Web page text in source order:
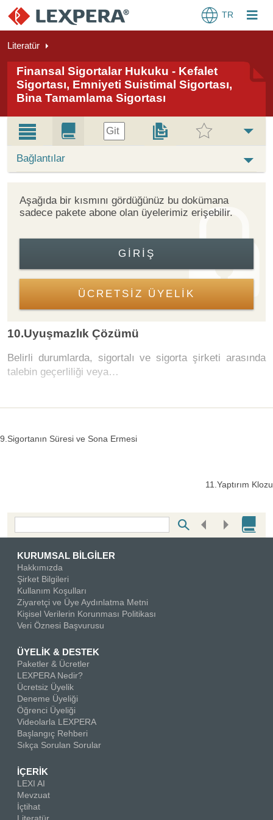
TR
Literatür
Finansal Sigortalar Hukuku - Kefalet
Sigortası, Emniyeti Suistimal Sigortası,
Bina Tamamlama Sigortası
Git
Bağlantılar
Aşağıda bir kısmını gördüğünüz bu dokümana
sadece pakete abone olan üyelerimiz erişebilir.
GIRIŞ
ÜCRETSİZ ÜYELİK
10.Uyuşmazlık Çözümü
Belirli durumlarda, sigortalı ve sigorta şirketi arasında
talebin geçerliliği veya…
9.Sigortanın Süresi ve Sona Ermesi
11.Yaptırım Klozu
Bottom Search Toolbar Highlight Text
KURUMSAL BİLGİLER
Hakkımızda
Şirket Bilgileri
Kullanım Koşulları
Ziyaretçi ve Üye Aydınlatma Metni
Kişisel Verilerin Korunması Politikası
Veri Öznesi Başvurusu
ÜYELİK & DESTEK
Paketler & Ücretler
LEXPERA Nedir?
Ücretsiz Üyelik
Deneme Üyeliği
Öğrenci Üyeliği
Videolarla LEXPERA
Başlangıç Rehberi
Sıkça Sorulan Sorular
İÇERİK
LEXI AI
Mevzuat
İçtihat